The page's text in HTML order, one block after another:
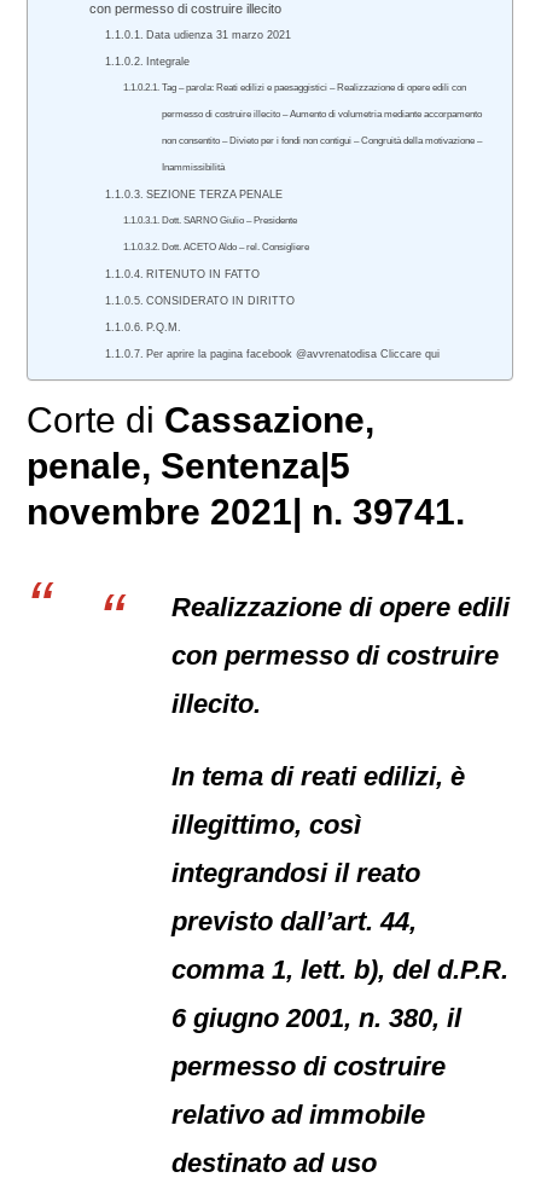
con permesso di costruire illecito
Data udienza 31 marzo 2021
Integrale
Tag – parola: Reati edilizi e paesaggistici – Realizzazione di opere edili con
permesso di costruire illecito – Aumento di volumetria mediante accorpamento
non consentito – Divieto per i fondi non contigui – Congruità della motivazione –
Inammissibilità
SEZIONE TERZA PENALE
Dott. SARNO Giulio – Presidente
Dott. ACETO Aldo – rel. Consigliere
RITENUTO IN FATTO
CONSIDERATO IN DIRITTO
P.Q.M.
Per aprire la pagina facebook @avvrenatodisa Cliccare qui
Corte di Cassazione,
penale, Sentenza|5
novembre 2021| n. 39741.
Realizzazione di opere edili
con permesso di costruire
illecito.
In tema di reati edilizi, è
illegittimo, così
integrandosi il reato
previsto dall’art. 44,
comma 1, lett. b), del d.P.R.
6 giugno 2001, n. 380, il
permesso di costruire
relativo ad immobile
destinato ad uso